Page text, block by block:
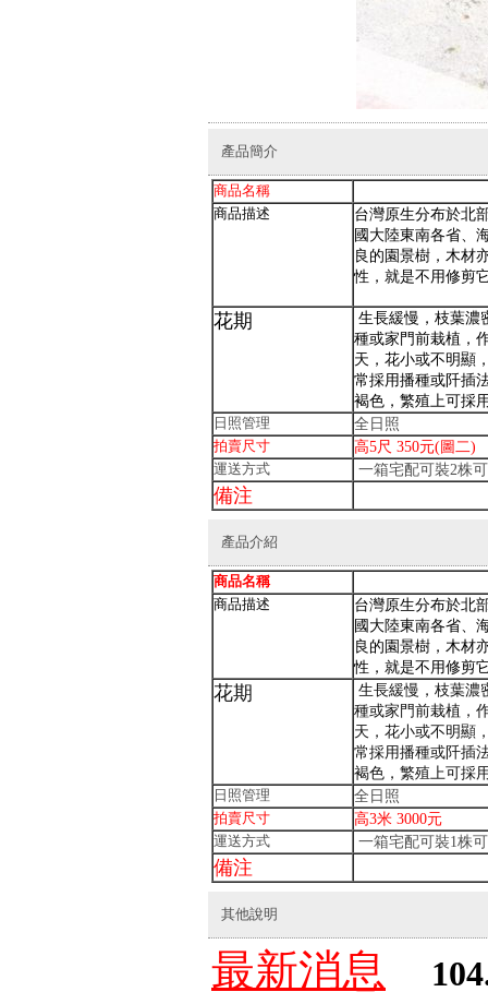
產品簡介
商品名稱
商品描述
台灣原生分布於北
國大陸東南各省、
良的園景樹，木材
性，就是不用修剪
花期
生長緩慢，枝葉濃
種或家門前栽植，
天，花小或不明顯
常採用播種或阡插
褐色，繁殖上可採
日照管理 全日照
拍賣尺寸 高5尺 350元(圖二)
運送方式 一箱宅配可裝2株
備注
產品介紹
商品名稱
商品描述
台灣原生分布於北
國大陸東南各省、
良的園景樹，木材
性，就是不用修剪
花期
生長緩慢，枝葉濃
種或家門前栽植，
天，花小或不明顯
常採用播種或阡插
褐色，繁殖上可採
日照管理 全日照
拍賣尺寸 高3米 3000元
運送方式 一箱宅配可裝1株
備注
其他說明
最新消息